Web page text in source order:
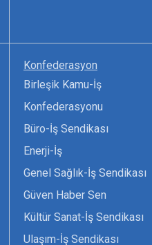
Konfederasyon
Birleşik Kamu-İş
Konfederasyonu
Büro-İş Sendikası
Enerji-İş
Genel Sağlık-İş Sendikası
Güven Haber Sen
Kültür Sanat-İş Sendikası
Ulaşım-İş Sendikası